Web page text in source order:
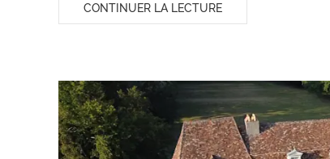
CONTINUER LA LECTURE